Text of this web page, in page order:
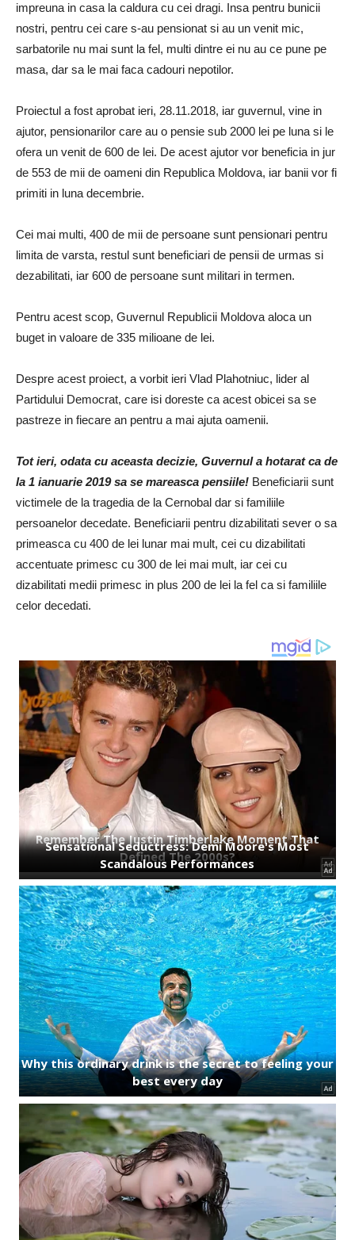
impreuna in casa la caldura cu cei dragi. Insa pentru bunicii
nostri, pentru cei care s-au pensionat si au un venit mic,
sarbatorile nu mai sunt la fel, multi dintre ei nu au ce pune pe
masa, dar sa le mai faca cadouri nepotilor.
Proiectul a fost aprobat ieri, 28.11.2018, iar guvernul, vine in
ajutor, pensionarilor care au o pensie sub 2000 lei pe luna si le
ofera un venit de 600 de lei. De acest ajutor vor beneficia in jur
de 553 de mii de oameni din Republica Moldova, iar banii vor fi
primiti in luna decembrie.
Cei mai multi, 400 de mii de persoane sunt pensionari pentru
limita de varsta, restul sunt beneficiari de pensii de urmas si
dezabilitati, iar 600 de persoane sunt militari in termen.
Pentru acest scop, Guvernul Republicii Moldova aloca un
buget in valoare de 335 milioane de lei.
Despre acest proiect, a vorbit ieri Vlad Plahotniuc, lider al
Partidului Democrat, care isi doreste ca acest obicei sa se
pastreze in fiecare an pentru a mai ajuta oamenii.
Tot ieri, odata cu aceasta decizie, Guvernul a hotarat ca de
la 1 ianuarie 2019 sa se mareasca pensiile! Beneficiarii sunt
victimele de la tragedia de la Cernobal dar si familiile
persoanelor decedate. Beneficiarii pentru dizabilitati sever o sa
primeasca cu 400 de lei lunar mai mult, cei cu dizabilitati
accentuate primesc cu 300 de lei mai mult, iar cei cu
dizabilitati medii primesc in plus 200 de lei la fel ca si familiile
celor decedati.